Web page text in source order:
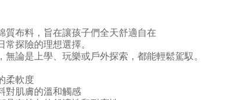
質布料，旨在讓孩子們全天舒適自在
探險的理想選擇。
論是上學、玩樂或戶外探索，都能輕鬆駕馭。
柔軟度
對肌膚的溫和觸感